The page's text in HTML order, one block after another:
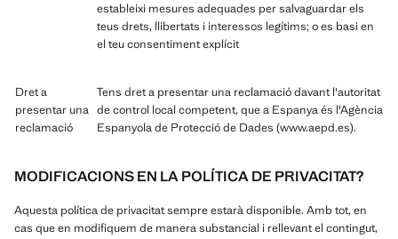
estableixi mesures adequades per salvaguardar els
teus drets, llibertats i interessos legítims; o es basi en
el teu consentiment explícit
Dret a
presentar una
reclamació
Tens dret a presentar una reclamació davant l'autoritat
de control local competent, que a Espanya és l'Agència
Espanyola de Protecció de Dades (www.aepd.es).
MODIFICACIONS EN LA POLÍTICA DE PRIVACITAT?
Aquesta política de privacitat sempre estarà disponible. Amb tot, en
cas que en modifiquem de manera substancial i rellevant el contingut,